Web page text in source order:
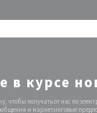
в курсе
чтобы получать от нас по
и маркетинговые